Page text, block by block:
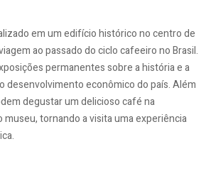
em um edifício histórico no centro de
ao passado do ciclo cafeeiro no Brasil.
permanentes sobre a história e a
desenvolvimento econômico do país. Além
degustar um delicioso café na
tornando a visita uma experiência